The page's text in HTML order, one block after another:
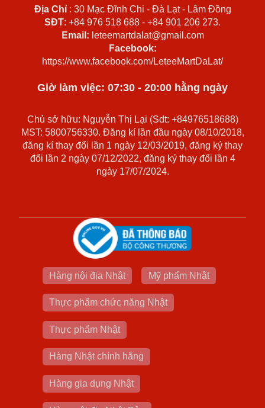
Địa Chỉ: 30 Mạc Đĩnh Chi - Đà Lạt - Lâm Đồng
SĐT: +84 976 518 688 - +84 901 206 273.
Email: leteemartdalat@gmail.com
Facebook:
https://www.facebook.com/LeteeMartDaLat/
Giờ làm việc: 07:30 - 20:00 hằng ngày
Chủ sở hữu: Nguyễn Thị Lại (Sdt: +84976518688)
MST: 5800756330. Đăng kí lần đầu ngày 08/10/2018,
đăng kí thay đổi lần 1 ngày 12/03/2019, đăng ký thay
đổi lần 2 ngày 07/12/2022, đăng ký thay đổi lần 4
ngày 17/07/2024.
Hàng nội địa Nhật Mỹ phẩm Nhật
Thực phẩm chức năng Nhật
Thực phẩm Nhật
Hàng Nhật chính hãng
Hàng gia dụng Nhật